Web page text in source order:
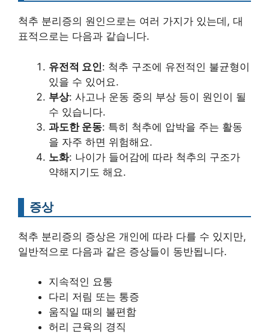
척추 분리증의 원인으로는 여러 가지가 있는데, 대
표적으로는 다음과 같습니다.
유전적 요인: 척추 구조에 유전적인 불균형이
있을 수 있어요.
부상: 사고나 운동 중의 부상 등이 원인이 될
수 있습니다.
과도한 운동: 특히 척추에 압박을 주는 활동
을 자주 하면 위험해요.
노화: 나이가 들어감에 따라 척추의 구조가
약해지기도 해요.
증상
척추 분리증의 증상은 개인에 따라 다를 수 있지만,
일반적으로 다음과 같은 증상들이 동반됩니다.
지속적인 요통
다리 저림 또는 통증
움직일 때의 불편함
허리 근육의 경직